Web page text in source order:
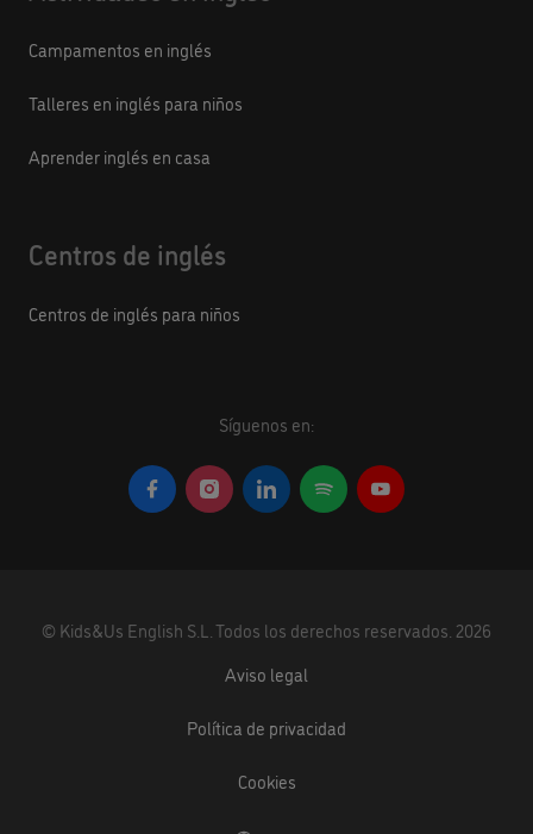
Campamentos en inglés
Talleres en inglés para niños
Aprender inglés en casa
Centros de inglés
Centros de inglés para niños
Síguenos en:
© Kids&Us English S.L. Todos los derechos reservados. 2026
Aviso legal
Política de privacidad
Cookies